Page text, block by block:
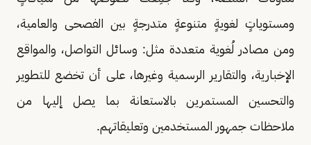
ومستوياتٍ لغويةٍ متنوعةٍ متدرجةٍ بين الفصحى والعامية،
ومن مصادر لُغوية متعددة مثل: وسائل التواصل، والمواقع
الإخبارية، والتقارير الرسمية وغيرها، على أن تخضع للتطوير
والتحسين المستمرين بالاستعانة بما يصل إليها من
ملاحظات جمهور المستخدمين وتعليقاتهم.